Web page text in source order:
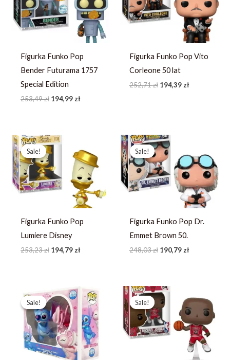
Figurka Funko Pop
Bender Futurama 1757
Special Edition
253,49zł 194,99zł
Figurka Funko Pop Vito
Corleone 50 lat
252,71zł 194,39zł
Sale!
Sale!
Figurka Funko Pop
Lumiere Disney
253,23zł
Pierwotna
cena
wynosiła:
253,23 zł.
194,79zł
wynosi:
194,79 zł.
Sale!
Sale!
Figurka Funko Pop Dr.
Emmet Brown 50.
248,03zł
Pierwotna
cena
wynosiła:
248,03 zł.
190,79zł
wynosi:
190,79 zł.
Sale!
Sale!
Pierwotna
cena
wynosiła:
367,49 zł.
Aktualna
cena
wynosi:
244,99 zł.
Sale!
Sale!
Pierwotna
cena
wynosiła:
243,61 zł.
cena
wynosi:
187,39 zł.